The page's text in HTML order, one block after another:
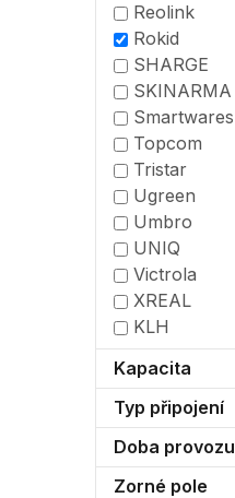
Reolink
Rokid
SHARGE
SKINARMA
Smartwares
Topcom
Tristar
Ugreen
Umbro
UNIQ
Victrola
XREAL
KLH
Kapacita
Typ připojení
Doba provozu
Zorné pole